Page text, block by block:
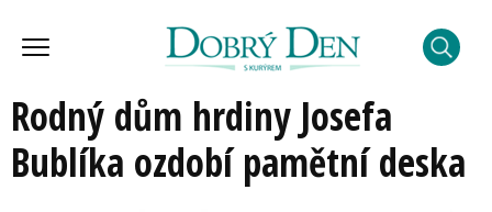
Rodný dům hrdiny Josefa
Bublíka ozdobí pamětní deska